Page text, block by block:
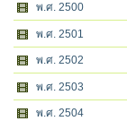
พ.ศ. 2500
พ.ศ. 2501
พ.ศ. 2502
พ.ศ. 2503
พ.ศ. 2504